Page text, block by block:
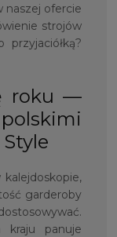
naszej ofercie
strojów
roku —
garderoby
kraju panuje